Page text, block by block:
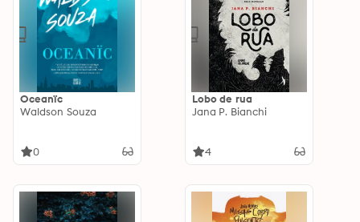
Oceanïc
Waldson Souza
0
Lobo de rua
Jana P. Bianchi
4